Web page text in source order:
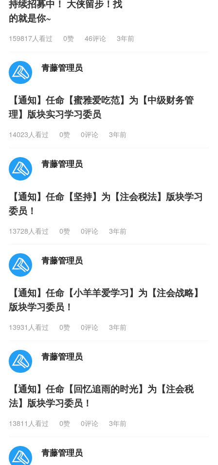
持续招募中！ 大侠留步！找
的就是你~
159817人看过 0赞 46评论 3年前
青藤管理员
【通知】任命【蜜雅爱吃范】为【中级财务管
理】版块实习学习委员
14023人看过 0赞 0评论 3年前
青藤管理员
【通知】任命【坚持】为【注会税法】版块学习
委员！
13728人看过 0赞 0评论 3年前
青藤管理员
【通知】任命【小羊羊爱学习】为【注会战略】
版块学习委员！
13931人看过 0赞 0评论 3年前
青藤管理员
【通知】任命【回忆追雨的时光】为【注会税
法】版块学习委员！
13811人看过 0赞 0评论 3年前
青藤管理员